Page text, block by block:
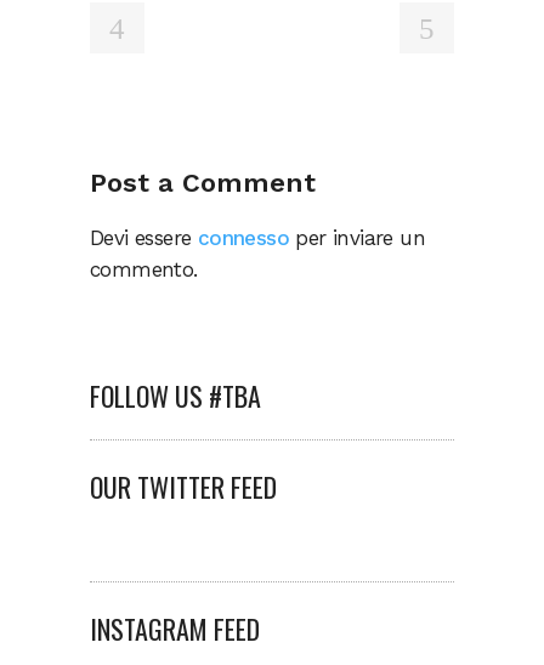
Post a Comment
Devi essere connesso per inviare un
commento.
FOLLOW US #TBA
OUR TWITTER FEED
INSTAGRAM FEED